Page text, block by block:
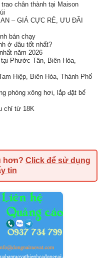
chân thành tại Maison
– GIÁ CỰC RẺ, ƯU ĐÃI
bán chạy
ở đâu tốt nhất?
năm 2026
Phước Tân, Biên Hòa,
Hiệp, Biên Hòa, Thành Phố
phòng xông hơi, lắp đặt bể
chỉ từ 18K
hơn? Click để sử dụng
tin